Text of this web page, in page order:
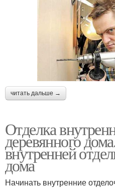
читать дальше →
Отделка
деревянного
внутренней
дома
Начинать внутренние